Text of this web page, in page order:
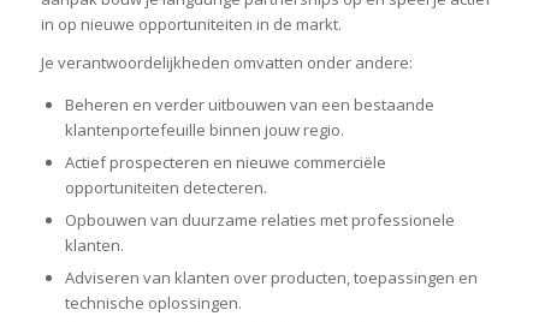
in op nieuwe opportuniteiten in de markt.
Je verantwoordelijkheden omvatten onder andere:
Beheren en verder uitbouwen van een bestaande
klantenportefeuille binnen jouw regio.
Actief prospecteren en nieuwe commerciële
opportuniteiten detecteren.
Opbouwen van duurzame relaties met professionele
klanten.
Adviseren van klanten over producten, toepassingen en
technische oplossingen.